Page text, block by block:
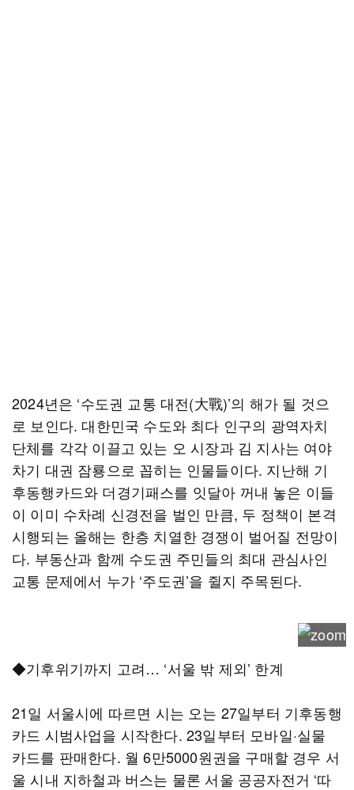
2024년은 ‘수도권 교통 대전(大戰)’의 해가 될 것으
로 보인다. 대한민국 수도와 최다 인구의 광역자치
단체를 각각 이끌고 있는 오 시장과 김 지사는 여야
차기 대권 잠룡으로 꼽히는 인물들이다. 지난해 기
후동행카드와 더경기패스를 잇달아 꺼내 놓은 이들
이 이미 수차례 신경전을 벌인 만큼, 두 정책이 본격
시행되는 올해는 한층 치열한 경쟁이 벌어질 전망이
다. 부동산과 함께 수도권 주민들의 최대 관심사인
교통 문제에서 누가 ‘주도권’을 쥘지 주목된다.
◆기후위기까지 고려… ‘서울 밖 제외’ 한계
21일 서울시에 따르면 시는 오는 27일부터 기후동행
카드 시범사업을 시작한다. 23일부터 모바일·실물
카드를 판매한다. 월 6만5000원권을 구매할 경우 서
울 시내 지하철과 버스는 물론 서울 공공자전거 ‘따